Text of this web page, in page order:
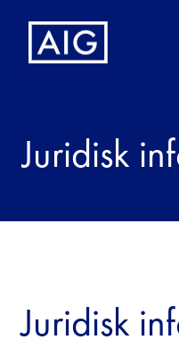
Juridisk
Juridisk